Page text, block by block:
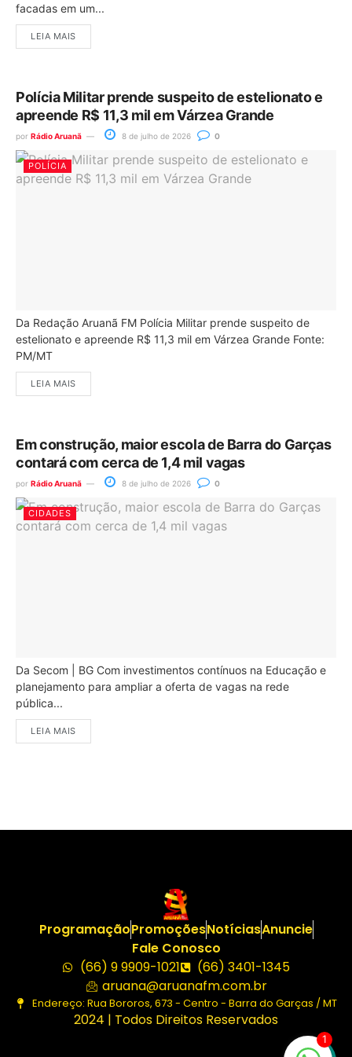
facadas em um...
LEIA MAIS
Polícia Militar prende suspeito de estelionato e
apreende R$ 11,3 mil em Várzea Grande
por Rádio Aruanã 8 de julho de 2026 0
POLÍCIA
Da Redação Aruanã FM Polícia Militar prende suspeito de
estelionato e apreende R$ 11,3 mil em Várzea Grande Fonte:
PM/MT
LEIA MAIS
Em construção, maior escola de Barra do Garças
contará com cerca de 1,4 mil vagas
por Rádio Aruanã 8 de julho de 2026 0
CIDADES
Da Secom | BG Com investimentos contínuos na Educação e
planejamento para ampliar a oferta de vagas na rede
pública...
LEIA MAIS
ProgramaçãoPromoçõesNotíciasAnuncie
Fale Conosco
(66) 9 9909-1021
(66) 3401-1345
aruana@aruanafm.com.br
Endereço: Rua Bororos, 673 - Centro - Barra do Garças / MT
2024 | Todos Direitos Reservados
1